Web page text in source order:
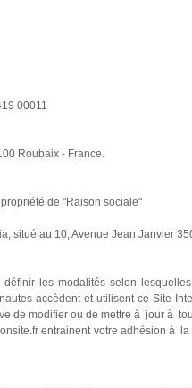
00011
Roubaix - France.
de "Raison sociale"
situé au 10, Avenue Jean Janvier
les modalités selon
accèdent et utilisent ce Site
de modifier ou de mettre à jour à
entrainent votre adhésion à